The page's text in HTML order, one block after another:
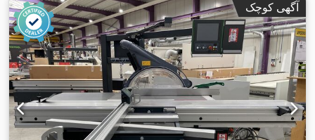
آگهی کوچک